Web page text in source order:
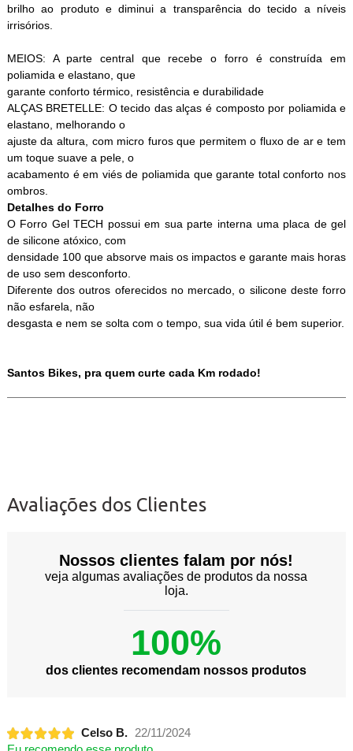
brilho ao produto e diminui a transparência do tecido a níveis
irrisórios.
MEIOS: A parte central que recebe o forro é construída em
poliamida e elastano, que
garante conforto térmico, resistência e durabilidade
ALÇAS BRETELLE: O tecido das alças é composto por poliamida e
elastano, melhorando o
ajuste da altura, com micro furos que permitem o fluxo de ar e tem
um toque suave a pele, o
acabamento é em viés de poliamida que garante total conforto nos
ombros.
Detalhes do Forro
O Forro Gel TECH possui em sua parte interna uma placa de gel
de silicone atóxico, com
densidade 100 que absorve mais os impactos e garante mais horas
de uso sem desconforto.
Diferente dos outros oferecidos no mercado, o silicone deste forro
não esfarela, não
desgasta e nem se solta com o tempo, sua vida útil é bem superior.
Santos Bikes, pra quem curte cada Km rodado!
Avaliações dos Clientes
Nossos clientes falam por nós!
veja algumas avaliações de produtos da nossa
loja.
100%
dos clientes recomendam nossos produtos
Celso B. 22/11/2024